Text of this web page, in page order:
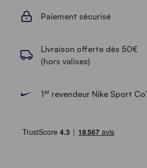
Paiement sécurisé
Livraison offerte dès 50€
(hors valises)
1errevendeur Nike Sport Co’